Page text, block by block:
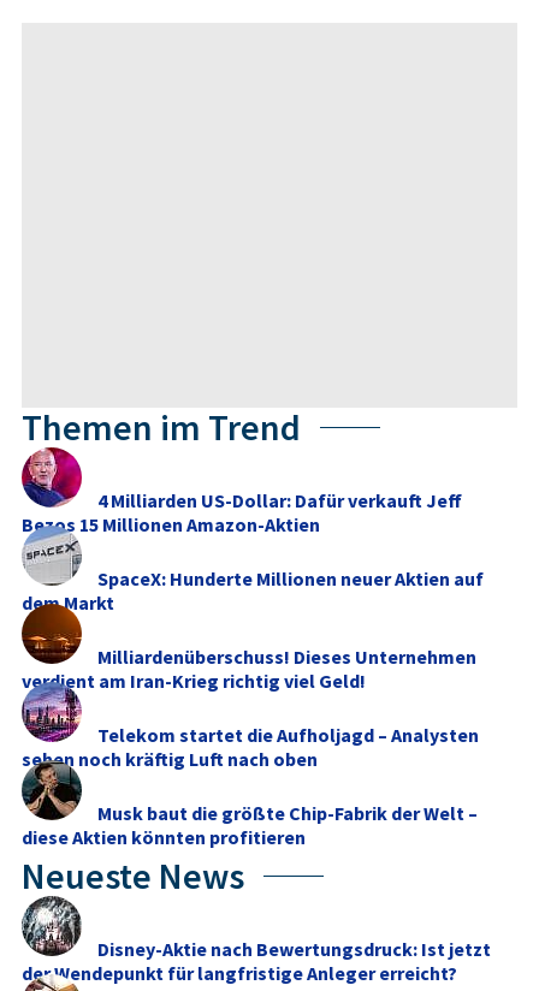
Themen im Trend
4 Milliarden US-Dollar: Dafür verkauft Jeff
Bezos 15 Millionen Amazon-Aktien
SpaceX: Hunderte Millionen neuer Aktien auf
dem Markt
Milliardenüberschuss! Dieses Unternehmen
verdient am Iran-Krieg richtig viel Geld!
Telekom startet die Aufholjagd – Analysten
sehen noch kräftig Luft nach oben
Musk baut die größte Chip-Fabrik der Welt –
diese Aktien könnten profitieren
Neueste News
Disney-Aktie nach Bewertungsdruck: Ist jetzt
der Wendepunkt für langfristige Anleger erreicht?